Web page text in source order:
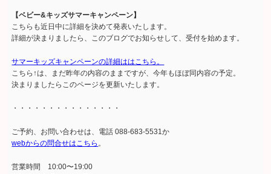
【ベビー&キッズサマーキャンペーン】
こちらも近日中に詳細を決めて発表いたします。
詳細が決まりましたら、このブログでお知らせして、受付を始めます。
サマーキッズキャンペーンの詳細ははこちら。
こちら↑は、まだ昨年の内容のままですが、今年もほぼ同内容の予定。
決まりましたらこのページを更新いたします。
・・・・・・・・・・・・・・・
ご予約、お問い合わせは、電話 088-683-5531か
webからの問合せはこちら 。
営業時間 10:00〜19:00